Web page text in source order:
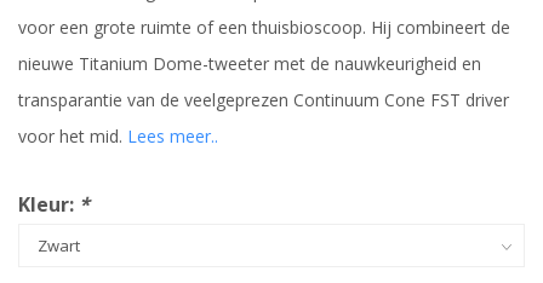
voor een grote ruimte of een thuisbioscoop. Hij combineert de
nieuwe Titanium Dome-tweeter met de nauwkeurigheid en
transparantie van de veelgeprezen Continuum Cone FST driver
voor het mid. Lees meer..
Kleur: *